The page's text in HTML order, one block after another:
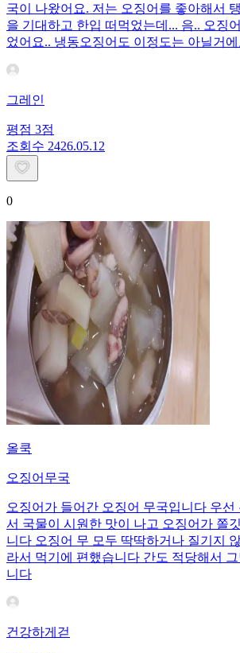
국이 나왔어요. 저는 오징어를 좋아해서
을 기대하고 한입 떠먹었는데... 음.. 오징
었어요.. 냉동오징어도 이정도는 아닐거에
그레인
평점 3점
조회수 2426.05.12
0
올쿡
오징어무국
오징어가 들어간 오징어 무국입니다 우선
서 국물이 시원한 맛이 나고 오징어가 쫄
니다 오징어 무 모두 딱딱하거나 질기지
라서 먹기에 편했습니다 간도 적당해서
니다
건강하게걷